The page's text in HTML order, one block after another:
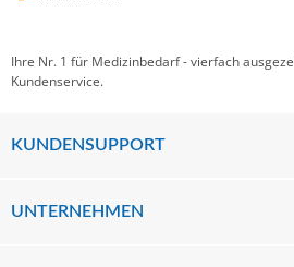
Ihre Nr. 1 für Medizinbedarf - vierfach
Kundenservice.
KUNDENSUPPORT
UNTERNEHMEN